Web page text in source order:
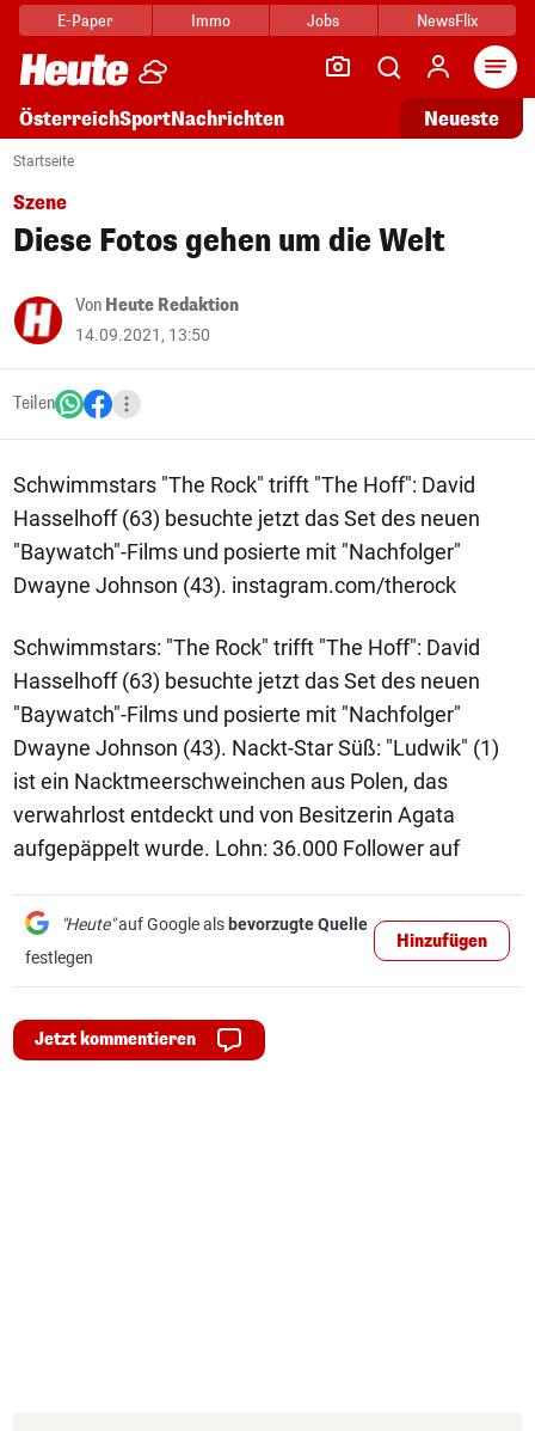
E-Paper Immo Jobs NewsFlix
ÖsterreichSportNachrichten Neueste
Startseite
Szene
Diese Fotos gehen um die Welt
Von Heute Redaktion
14.09.2021, 13:50
Teilen
Schwimmstars "The Rock" trifft "The Hoff": David
Hasselhoff (63) besuchte jetzt das Set des neuen
"Baywatch"-Films und posierte mit "Nachfolger"
Dwayne Johnson (43). instagram.com/therock
Schwimmstars: "The Rock" trifft "The Hoff": David
Hasselhoff (63) besuchte jetzt das Set des neuen
"Baywatch"-Films und posierte mit "Nachfolger"
Dwayne Johnson (43). Nackt-Star Süß: "Ludwik" (1)
ist ein Nacktmeerschweinchen aus Polen, das
verwahrlost entdeckt und von Besitzerin Agata
aufgepäppelt wurde. Lohn: 36.000 Follower auf
"Heute"auf Google als bevorzugte Quelle
festlegen
Hinzufügen
Jetzt kommentieren